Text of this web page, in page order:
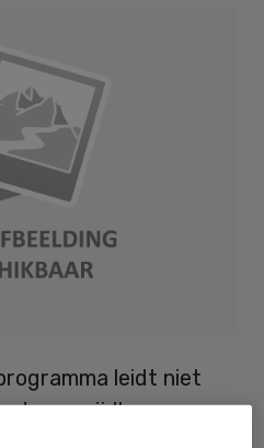
leidt niet
de vermijdbare